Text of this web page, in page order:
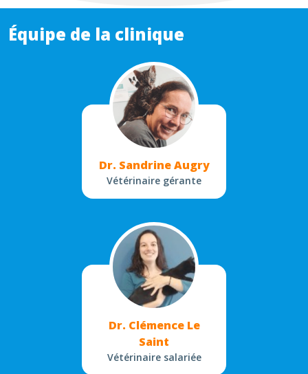
Équipe de la clinique
Dr. Sandrine Augry
Vétérinaire gérante
Dr. Clémence Le
Saint
Vétérinaire salariée